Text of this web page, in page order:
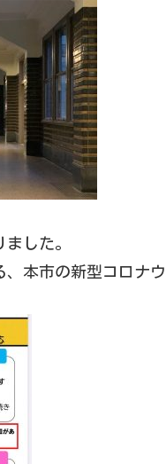
した。
本市の新型コロナ